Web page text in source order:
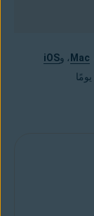
Mac ، وiOS